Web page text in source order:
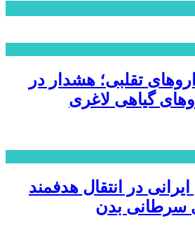
تقلبی؛ هشدار در
گیاهی لاغری
در انتقال هدفمند
سرطانی بدن